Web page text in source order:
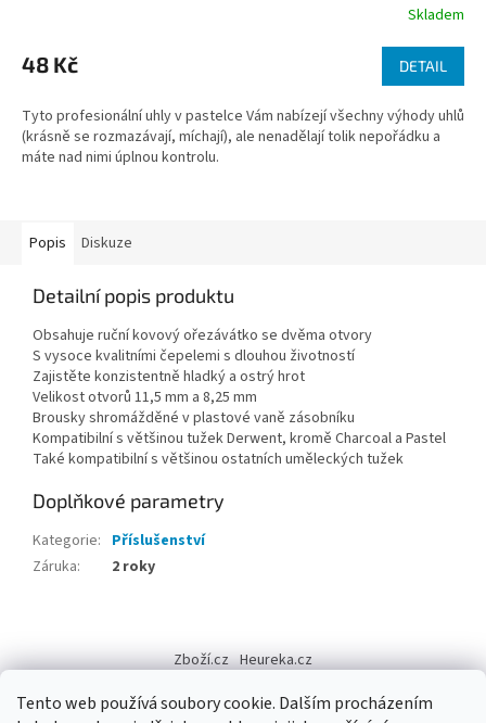
Tento web používá soubory cookie. Dalším procházením
Skladem
48 Kč DETAIL
Tyto profesionální uhly v pastelce Vám nabízejí všechny výhody uhlů
(krásně se rozmazávají, míchají), ale nenadělají tolik nepořádku a
máte nad nimi úplnou kontrolu.
Popis Diskuze
Detailní popis produktu
Obsahuje ruční kovový ořezávátko se dvěma otvory
S vysoce kvalitními čepelemi s dlouhou životností
Zajistěte konzistentně hladký a ostrý hrot
Velikost otvorů 11,5 mm a 8,25 mm
Brousky shromážděné v plastové vaně zásobníku
Kompatibilní s většinou tužek Derwent, kromě Charcoal a Pastel
Také kompatibilní s většinou ostatních uměleckých tužek
Doplňkové parametry
Kategorie: Příslušenství
Záruka: 2 roky
p
Zboží.cz Heureka.cz